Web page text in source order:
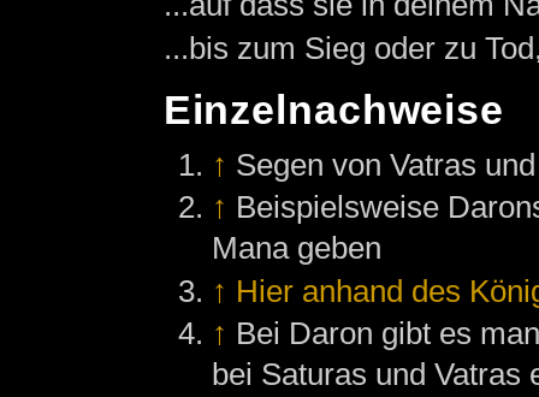
...bis zum Sieg oder zu
Einzelnachweise
↑ Segen von Vatras
↑ Beispielsweise
Mana geben
↑ Hier anhand des
↑ Bei Daron gibt es
bei Saturas und Vatras